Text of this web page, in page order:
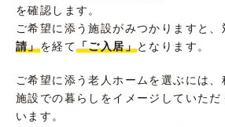
を確認します。
ご希望に添う施設がみつかりますと、
請」を経て「ご入居」となります。
ご希望に添う老人ホームを選ぶには
施設での暮らしをイメージしていただ
います。